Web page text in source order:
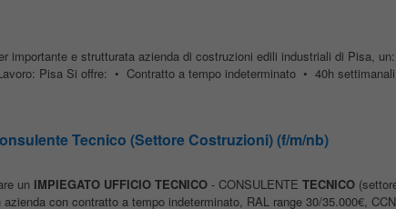
importante e strutturata azienda di costruzioni edili industriali di Pisa, un:
Pisa Si offre: • Contratto a tempo indeterminato • 40h
Tecnico (Settore Costruzioni) (f/m/nb)
un IMPIEGATO UFFICIO TECNICO- CONSULENTE TECNICO
con contratto a tempo indeterminato, RAL range 30/35.000€,